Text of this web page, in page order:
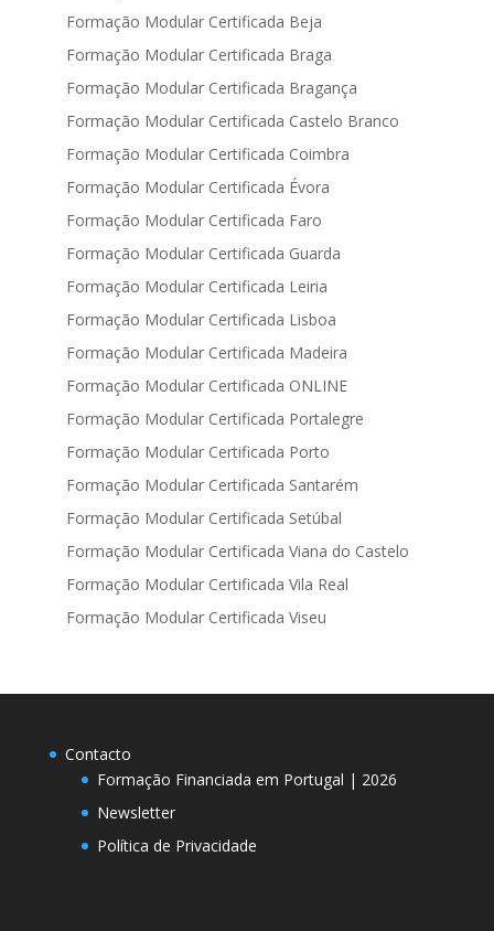
Formação Modular Certificada Beja
Formação Modular Certificada Braga
Formação Modular Certificada Bragança
Formação Modular Certificada Castelo Branco
Formação Modular Certificada Coimbra
Formação Modular Certificada Évora
Formação Modular Certificada Faro
Formação Modular Certificada Guarda
Formação Modular Certificada Leiria
Formação Modular Certificada Lisboa
Formação Modular Certificada Madeira
Formação Modular Certificada ONLINE
Formação Modular Certificada Portalegre
Formação Modular Certificada Porto
Formação Modular Certificada Santarém
Formação Modular Certificada Setúbal
Formação Modular Certificada Viana do Castelo
Formação Modular Certificada Vila Real
Formação Modular Certificada Viseu
Contacto
Formação Financiada em Portugal | 2026
Newsletter
Política de Privacidade